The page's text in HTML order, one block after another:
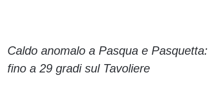
Caldo anomalo a Pasqua e Pasquetta:
fino a 29 gradi sul Tavoliere